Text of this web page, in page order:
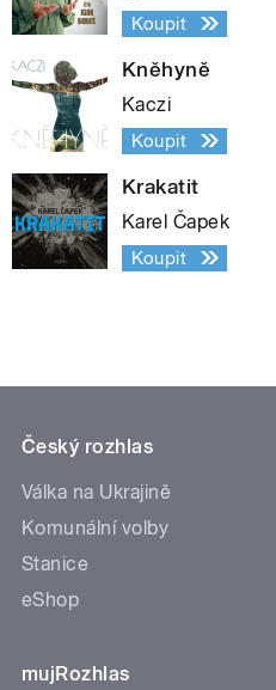
Koupit
Kněhyně
Kaczi
Koupit
Krakatit
Karel Čapek
Koupit
Český rozhlas
Válka na Ukrajině
Komunální volby
Stanice
eShop
mujRozhlas